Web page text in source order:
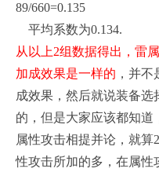
89/660=0.135
平均系数为0.134.
从以上2组数据得出，雷
加成效果是一样的 ，并
成效果，然后就说装备
的，但是大家应该都知道
属性攻击相提并论，就算
性攻击所加的多，在属性